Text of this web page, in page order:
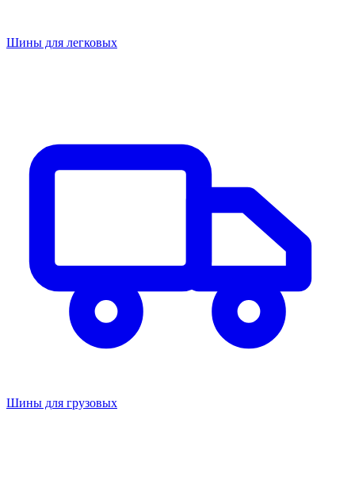
Шины для легковых
Шины для грузовых